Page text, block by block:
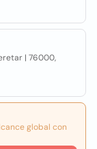
| 76000,
global con